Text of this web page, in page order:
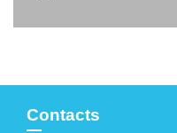
Contacts